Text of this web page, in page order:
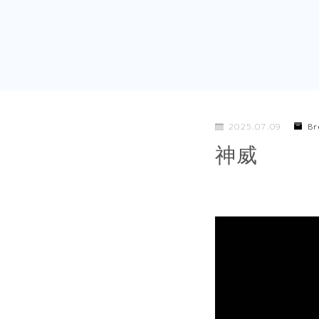
2025.07.09
神威